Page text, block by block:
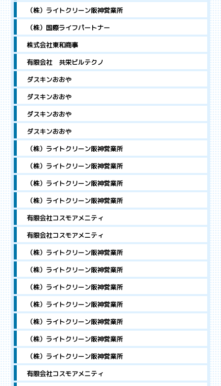
（株）ライトクリーン阪神営業所
（株）国際ライフパートナー
株式会社東和商事
有限会社 共栄ビルテクノ
ダスキンおおや
ダスキンおおや
ダスキンおおや
ダスキンおおや
（株）ライトクリーン阪神営業所
（株）ライトクリーン阪神営業所
（株）ライトクリーン阪神営業所
（株）ライトクリーン阪神営業所
有限会社コスモアメニティ
有限会社コスモアメニティ
（株）ライトクリーン阪神営業所
（株）ライトクリーン阪神営業所
（株）ライトクリーン阪神営業所
（株）ライトクリーン阪神営業所
（株）ライトクリーン阪神営業所
（株）ライトクリーン阪神営業所
（株）ライトクリーン阪神営業所
有限会社コスモアメニティ